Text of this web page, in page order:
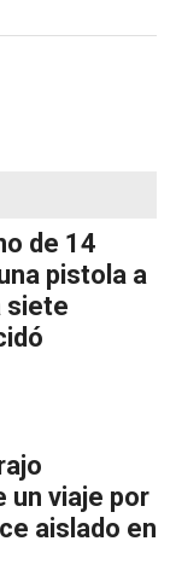
de 14
pistola a
siete
un viaje por
aislado en